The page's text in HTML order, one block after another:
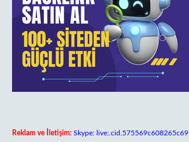
Reklam ve İletişim: Skype: live:.cid.575569c608265c69